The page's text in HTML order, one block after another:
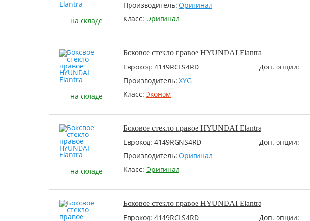
на складе
Производитель: Оригинал
Класс: Оригинал
на складе
Боковое стекло правое HYUNDAI Elantra
Еврокод: 4149RCLS4RD
Производитель: XYG
Класс: Эконом
Доп. опции:
на складе
Боковое стекло правое HYUNDAI Elantra
Еврокод: 4149RGNS4RD
Производитель: Оригинал
Класс: Оригинал
Доп. опции:
Боковое стекло правое HYUNDAI Elantra
Еврокод: 4149RCLS4RD
Доп. опции: